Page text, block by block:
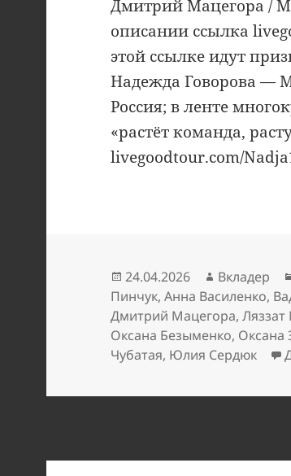
Дмитрий Мацегора /
описании ссылка
этой ссылке идут
Надежда Говорова —
Россия; в ленте
«растёт команда,
livegoodtour.com/
Опубликовано
24.04.2026 Автор
Вкладер
Пинчук,Анна Василенко,
Дмитрий Мацегора,Ляззат
Оксана Безыменко, Оксана
Чубатая, Юлия Сердюк